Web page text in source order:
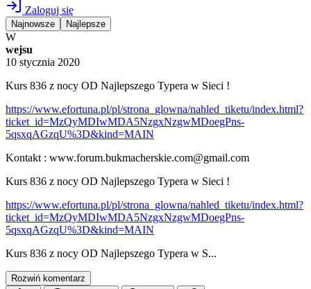
Zaloguj się
Najnowsze Najlepsze
W
wejsu
10 stycznia 2020
Kurs 836 z nocy OD Najlepszego Typera w Sieci !
https://www.efortuna.pl/pl/strona_glowna/nahled_tiketu/index.html?
ticket_id=MzQyMDIwMDA5NzgxNzgwMDoegPns-
5qsxqAGzqU%3D&kind=MAIN
Kontakt : www.forum.bukmacherskie.com@gmail.com
Kurs 836 z nocy OD Najlepszego Typera w Sieci !
https://www.efortuna.pl/pl/strona_glowna/nahled_tiketu/index.html?
ticket_id=MzQyMDIwMDA5NzgxNzgwMDoegPns-
5qsxqAGzqU%3D&kind=MAIN
Kurs 836 z nocy OD Najlepszego Typera w S...
Rozwiń komentarz